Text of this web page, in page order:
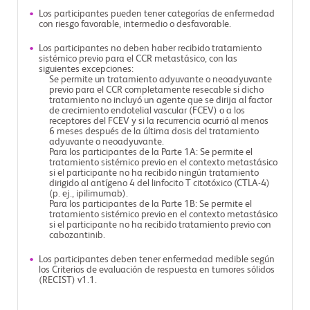
Los participantes pueden tener categorías de enfermedad
con riesgo favorable, intermedio o desfavorable.
Los participantes no deben haber recibido tratamiento
sistémico previo para el CCR metastásico, con las
siguientes excepciones:
Se permite un tratamiento adyuvante o neoadyuvante
previo para el CCR completamente resecable si dicho
tratamiento no incluyó un agente que se dirija al factor
de crecimiento endotelial vascular (FCEV) o a los
receptores del FCEV y si la recurrencia ocurrió al menos
6 meses después de la última dosis del tratamiento
adyuvante o neoadyuvante.
Para los participantes de la Parte 1A: Se permite el
tratamiento sistémico previo en el contexto metastásico
si el participante no ha recibido ningún tratamiento
dirigido al antígeno 4 del linfocito T citotóxico (CTLA-4)
(p. ej., ipilimumab).
Para los participantes de la Parte 1B: Se permite el
tratamiento sistémico previo en el contexto metastásico
si el participante no ha recibido tratamiento previo con
cabozantinib.
Los participantes deben tener enfermedad medible según
los Criterios de evaluación de respuesta en tumores sólidos
(RECIST) v1.1.